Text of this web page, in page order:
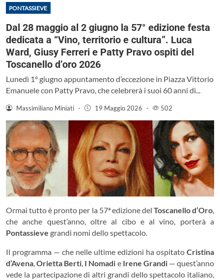
PONTASSIEVE
Dal 28 maggio al 2 giugno la 57° edizione festa
dedicata a “Vino, territorio e cultura”. Luca
Ward, Giusy Ferreri e Patty Pravo ospiti del
Toscanello d’oro 2026
Lunedì 1° giugno appuntamento d’eccezione in Piazza Vittorio
Emanuele con Patty Pravo, che celebrerà i suoi 60 anni di...
Massimiliano Miniati - 19 Maggio 2026 - 502
Ormai tutto è pronto per la 57ª edizione del Toscanello d’Oro,
che anche quest’anno, oltre al cibo e al vino, porterà a
Pontassieve grandi nomi dello spettacolo.
Il programma — che nelle ultime edizioni ha ospitato Cristina
d’Avena,Orietta Berti, I Nomadi e Irene Grandi— quest’anno
vede la partecipazione di altri grandi dello spettacolo italiano,